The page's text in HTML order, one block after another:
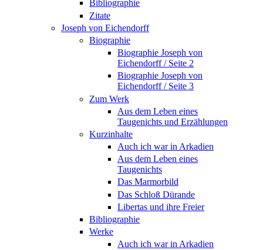
Bibliographie
Zitate
Joseph von Eichendorff
Biographie
Biographie Joseph von
Eichendorff / Seite 2
Biographie Joseph von
Eichendorff / Seite 3
Zum Werk
Aus dem Leben eines
Taugenichts und Erzählungen
Kurzinhalte
Auch ich war in Arkadien
Aus dem Leben eines
Taugenichts
Das Marmorbild
Das Schloß Dürande
Libertas und ihre Freier
Bibliographie
Werke
Auch ich war in Arkadien